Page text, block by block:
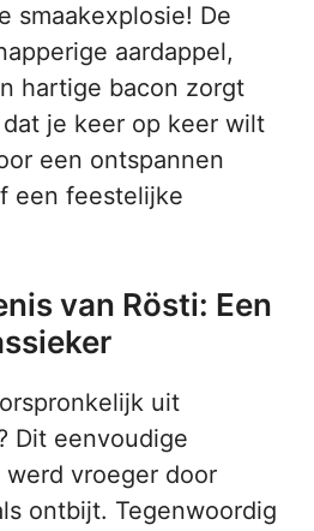
smaakexplosie! De
aardappel,
hartige bacon zorgt
je keer op keer wilt
een ontspannen
een feestelijke
van Rösti: Een
uit
Dit eenvoudige
vroeger door
ontbijt. Tegenwoordig